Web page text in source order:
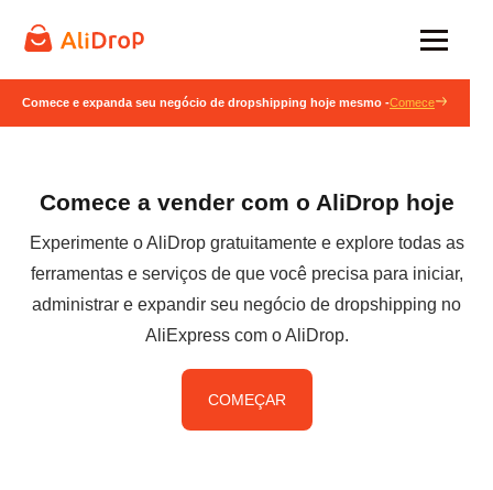
Comece e expanda seu negócio de dropshipping hoje mesmo -Comece
Comece a vender com o AliDrop hoje
Experimente o AliDrop gratuitamente e explore todas as
ferramentas e serviços de que você precisa para iniciar,
administrar e expandir seu negócio de dropshipping no
AliExpress com o AliDrop.
COMEÇAR